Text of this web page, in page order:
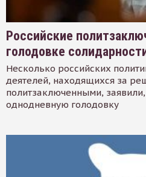
Российские
голодовке
Несколько российских
деятелей, находящихся за
политзаключенными,
однодневную голодовку